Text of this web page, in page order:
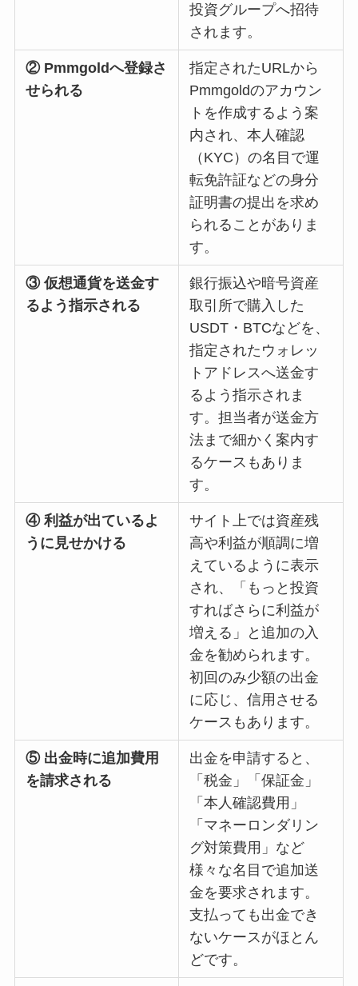
投資グループへ招待
されます。
② Pmmgoldへ登録さ
せられる
指定されたURLから
Pmmgoldのアカウン
トを作成するよう案
内され、本人確認
（KYC）の名目で運
転免許証などの身分
証明書の提出を求め
られることがありま
す。
③ 仮想通貨を送金す
るよう指示される
銀行振込や暗号資産
取引所で購入した
USDT・BTCなどを、
指定されたウォレッ
トアドレスへ送金す
るよう指示されま
す。担当者が送金方
法まで細かく案内す
るケースもありま
す。
④ 利益が出ているよ
うに見せかける
サイト上では資産残
高や利益が順調に増
えているように表示
され、「もっと投資
すればさらに利益が
増える」と追加の入
金を勧められます。
初回のみ少額の出金
に応じ、信用させる
ケースもあります。
⑤ 出金時に追加費用
を請求される
出金を申請すると、
「税金」「保証金」
「本人確認費用」
「マネーロンダリン
グ対策費用」など
様々な名目で追加送
金を要求されます。
支払っても出金でき
ないケースがほとん
どです。